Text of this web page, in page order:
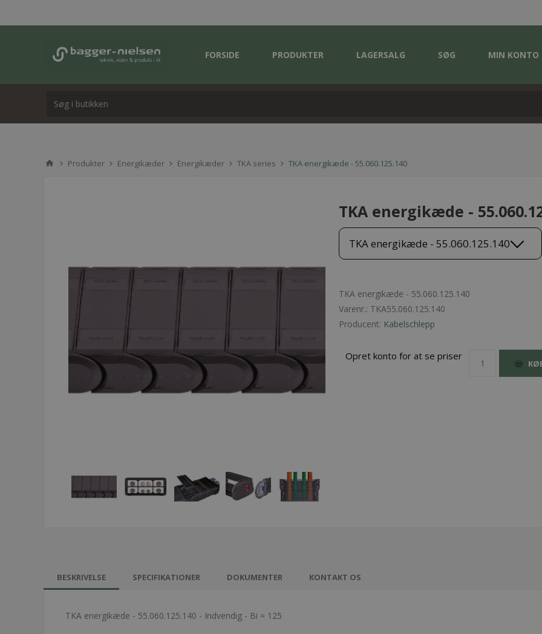
FORSIDE PRODUKTER LAGERSALG SØG MIN KONTO
Produkter Energikæder Energikæder TKA series TKA energikæde - 55.060.125.140
TKA energikæde -
TKA energikæde - 55.060.125.140
TKA energikæde - 55.060.125.140
Varenr.: TKA55.060.125.140
Producent: Kabelschlepp
Opret konto for at se priser
BESKRIVELSE SPECIFIKATIONER DOKUMENTER KONTAKT OS
TKA energikæde - 55.060.125.140 - Indvendig - Bi = 125